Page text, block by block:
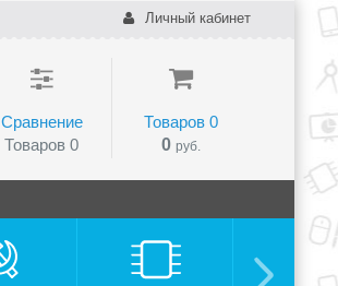
Личный кабинет
Сравнение
Товаров 0
Товаров 0
0 руб.